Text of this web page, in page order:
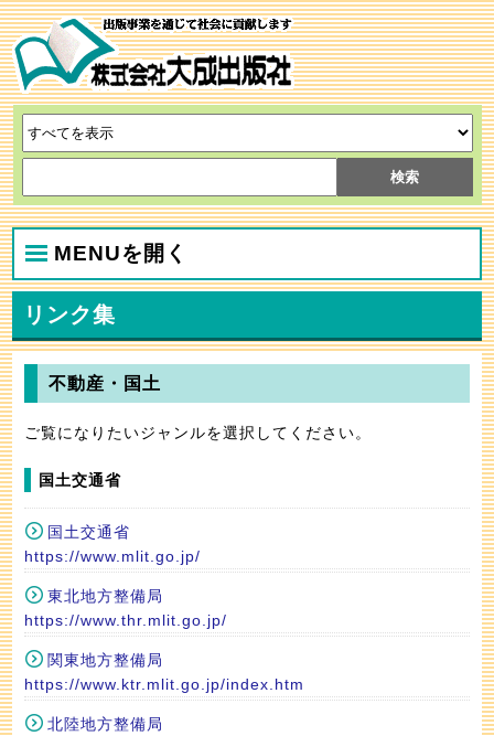
MENUを開く
リンク集
不動産・国土
ご覧になりたいジャンルを選択してください。
国土交通省
国土交通省
https://www.mlit.go.jp/
東北地方整備局
https://www.thr.mlit.go.jp/
関東地方整備局
https://www.ktr.mlit.go.jp/index.htm
北陸地方整備局